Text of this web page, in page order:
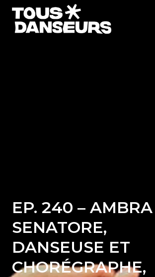
Aller
contenu
EP. 240 – AMBRA
SENATORE,
DANSEUSE ET
CHORÉGRAPHE,